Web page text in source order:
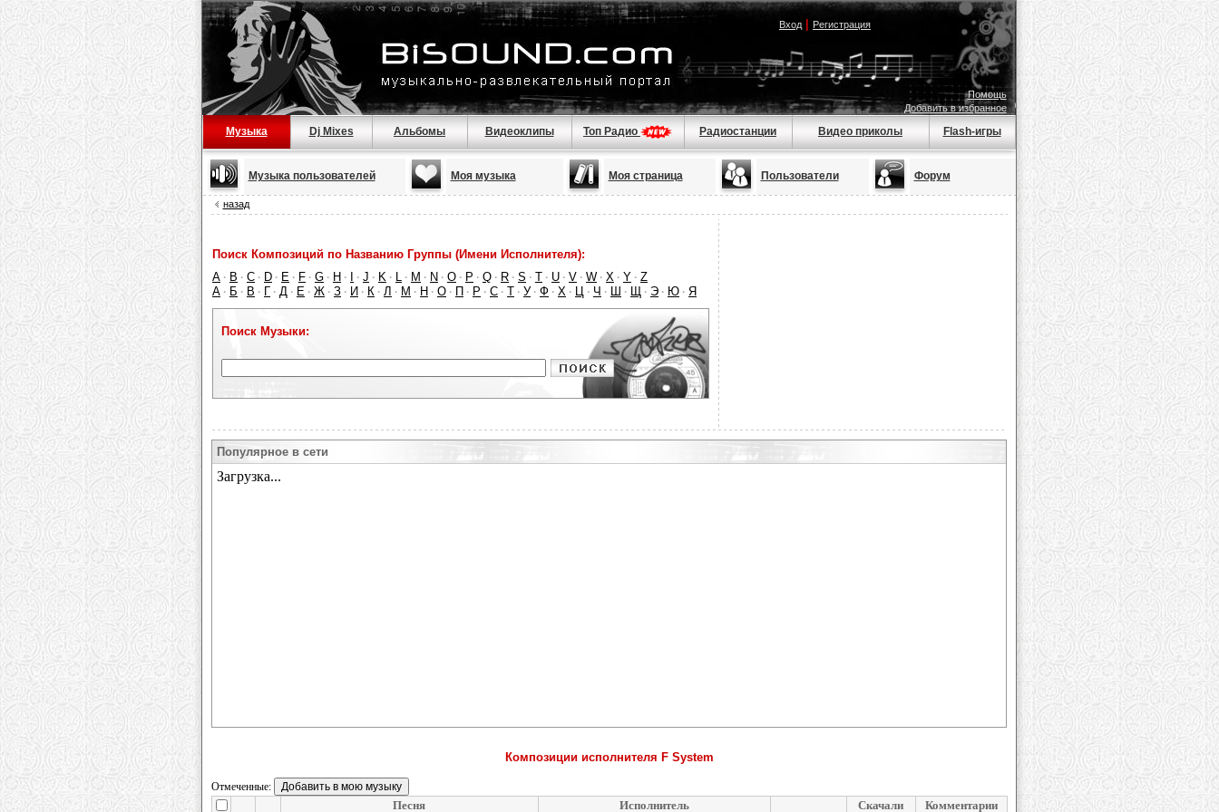
Вход| Регистрация
Помощь
Добавить в избранное
Музыка Dj Mixes Альбомы Видеоклипы Топ Радио Радиостанции Видео приколы Flash-игры
Музыка пользователей Моя музыка Моя страница Пользователи Форум
назад
Поиск Композиций по Названию Группы (Имени Исполнителя):
A · B · C · D · E · F · G · H · · J · K · L · M · N · O · P · Q · R · S · T · U · V · W · X · Y · Z
А · Б · В · Г · Д · Е · Ж · З · И · К · Л · М · Н · О · П · Р · С · Т · У · Ф · Х · Ц · Ч · Ш · Щ · Э · Ю · Я
Поиск Музыки:
Популярное в сети
Композиции исполнителя F System
Отмеченные:
Песня Исполнитель Скачали Комментарии